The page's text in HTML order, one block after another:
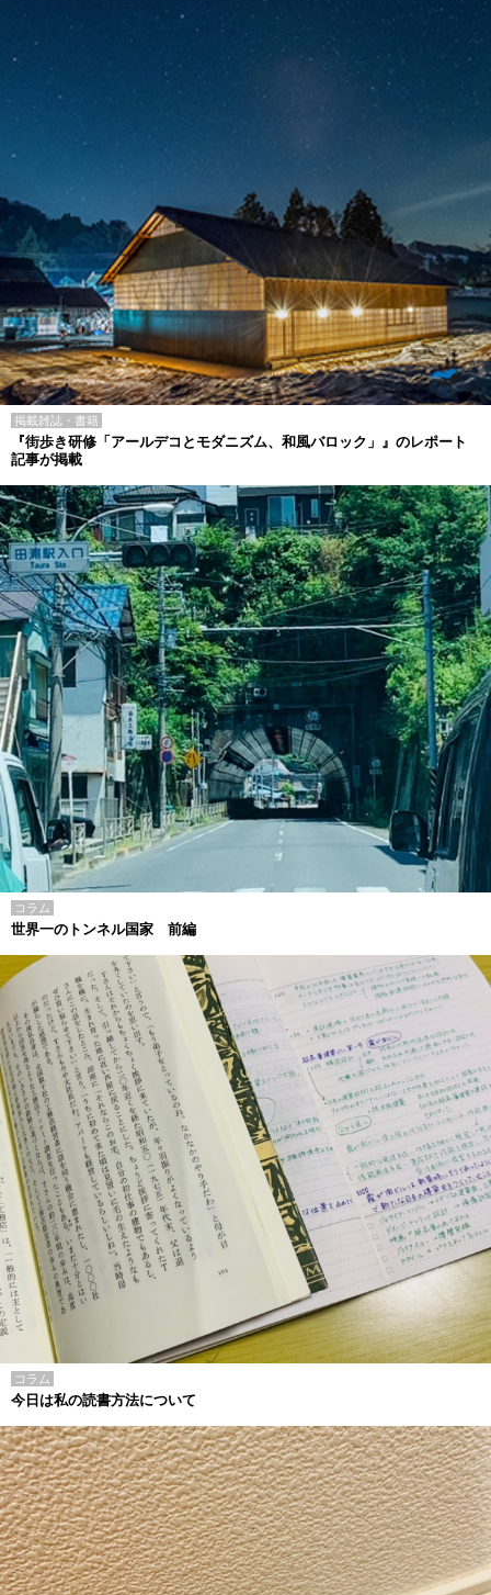
掲載雑誌・書籍
『街歩き研修「アールデコとモダニズム、和風バロック」』のレポート
記事が掲載
コラム
世界一のトンネル国家 前編
コラム
今日は私の読書方法について